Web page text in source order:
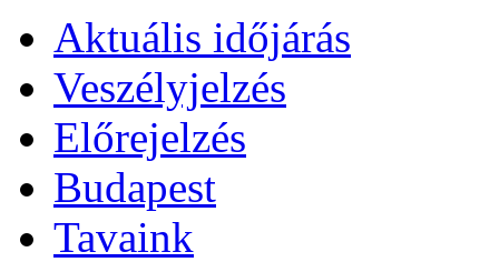
Aktuális időjárás
Veszélyjelzés
Előrejelzés
Budapest
Tavaink